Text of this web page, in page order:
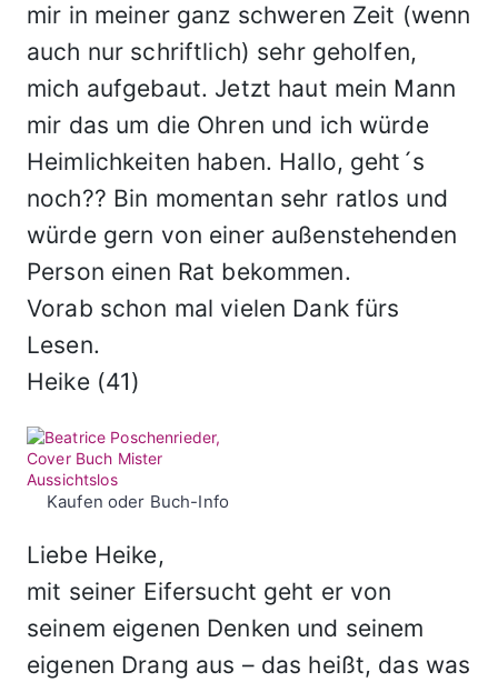
mir in meiner ganz schweren Zeit (wenn
auch nur schriftlich) sehr geholfen,
mich aufgebaut. Jetzt haut mein Mann
mir das um die Ohren und ich würde
Heimlichkeiten haben. Hallo, geht´s
noch?? Bin momentan sehr ratlos und
würde gern von einer außenstehenden
Person einen Rat bekommen.
Vorab schon mal vielen Dank fürs
Lesen.
Heike (41)
Kaufen oder Buch-Info
Liebe Heike,
mit seiner Eifersucht geht er von
seinem eigenen Denken und seinem
eigenen Drang aus – das heißt, das was